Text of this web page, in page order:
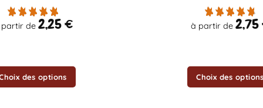
de 2,25€
des options
à partir de 2,75
Choix des options